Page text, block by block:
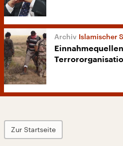
Islamischer
Zur Startseite